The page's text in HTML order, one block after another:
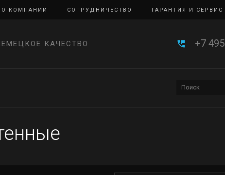
О КОМПАНИИ СОТРУДНИЧЕСТВО ГАРАНТИЯ И СЕРВИС
КАЧЕСТВО +7 495